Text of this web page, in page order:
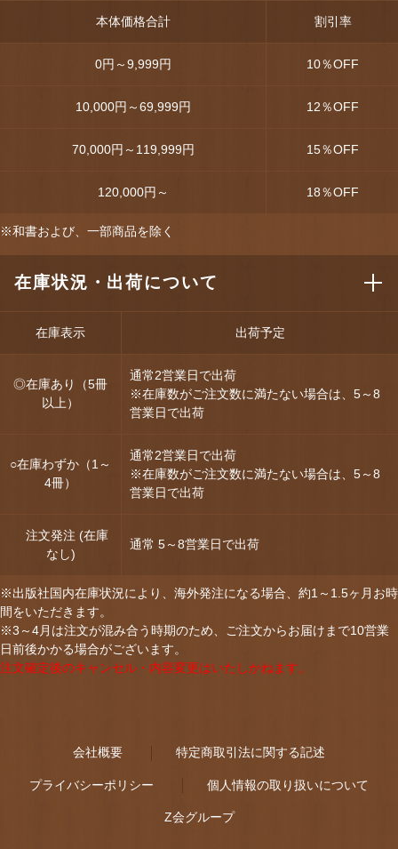
本体価格合計 割引率
0円～9,999円 10％OFF
10,000円～69,999円 12％OFF
70,000円～119,999円 15％OFF
120,000円～ 18％OFF
※和書および、一部商品を除く
在庫状況・出荷について
在庫表示 出荷予定
◎在庫あり（5冊
以上）
通常2営業日で出荷
※在庫数がご注文数に満たない場合は、5～8
営業日で出荷
○在庫わずか（1～
4冊）
通常2営業日で出荷
※在庫数がご注文数に満たない場合は、5～8
営業日で出荷
注文発注 (在庫
なし)
通常 5～8営業日で出荷
※出版社国内在庫状況により、海外発注になる場合、約1～1.5ヶ月お時
間をいただきます。
※3～4月は注文が混み合う時期のため、ご注文からお届けまで10営業
日前後かかる場合がございます。
注文確定後のキャンセル・内容変更はいたしかねます。
会社概要 特定商取引法に関する記述
プライバシーポリシー 個人情報の取り扱いについて
Z会グループ